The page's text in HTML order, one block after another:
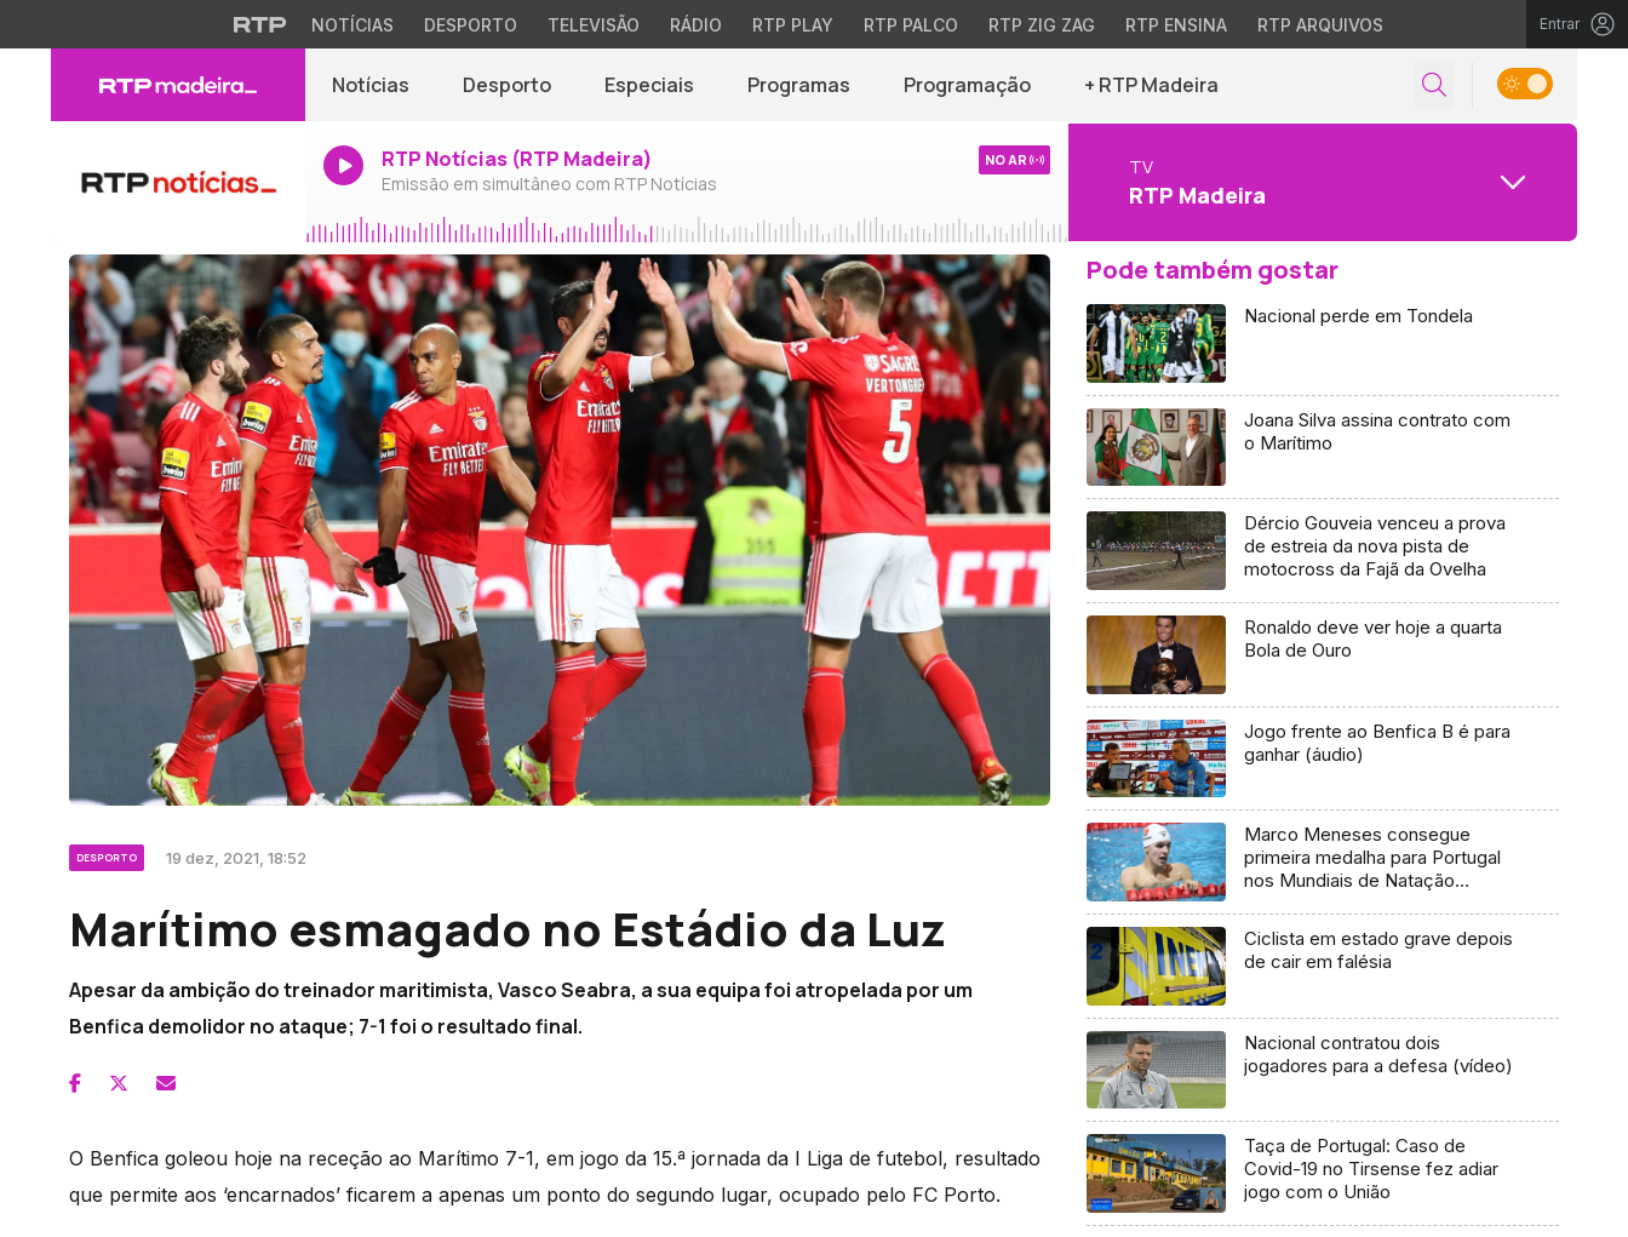
NOTÍCIAS DESPORTO TELEVISÃO RÁDIO RTP PLAY RTP PALCO RTP ZIG ZAG RTP ENSINA RTP ARQUIVOS Entrar
Notícias Desporto Especiais Programas Programação + RTP Madeira
RTP Notícias (RTP Madeira)
Emissão em simultâneo com RTP Notícias
NO AR TV
RTP Madeira
DESPORTO 19 dez, 2021, 18:52
Marítimo esmagado no Estádio da Luz
Apesar da ambição do treinador maritimista, Vasco Seabra, a sua equipa foi atropelada por um
Benfica demolidor no ataque; 7-1 foi o resultado final.
O Benfica goleou hoje na receção ao Marítimo 7-1, em jogo da 15.ª jornada da I Liga de futebol, resultado
que permite aos ‘encarnados’ ficarem a apenas um ponto do segundo lugar, ocupado pelo FC Porto.
Pode também gostar
Nacional perde em Tondela
Joana Silva assina contrato com
o Marítimo
Dércio Gouveia venceu a prova
de estreia da nova pista de
motocross da Fajã da Ovelha
Ronaldo deve ver hoje a quarta
Bola de Ouro
Jogo frente ao Benfica B é para
ganhar (áudio)
Marco Meneses consegue
primeira medalha para Portugal
nos Mundiais de Natação
Ciclista em estado grave depois
de cair em falésia
Nacional contratou dois
jogadores para a defesa (vídeo)
Taça de Portugal: Caso de
Covid-19 no Tirsense fez adiar
jogo com o União